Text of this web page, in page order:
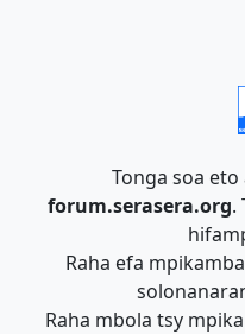
Tonga soa
forum.serasera.org.
Raha efa
Raha mbola tsy